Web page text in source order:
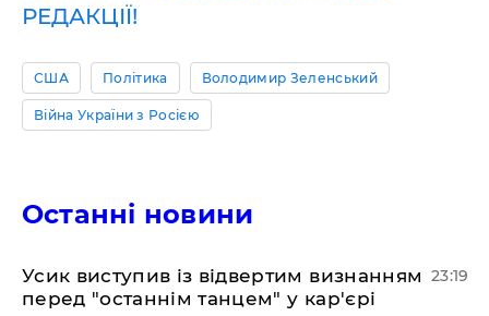
РЕДАКЦІЇ!
США Політика Володимир Зеленський
Війна України з Росією
Останні новини
​Усик виступив із відвертим визнанням
перед "останнім танцем" у кар'єрі
23:19